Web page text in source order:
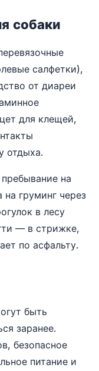
собаки
салфетки),
от диареи
для клещей,
отдыха.
на
груминг через
в лесу
— в стрижке,
по асфальту.
быть
заранее.
безопасное
питание и